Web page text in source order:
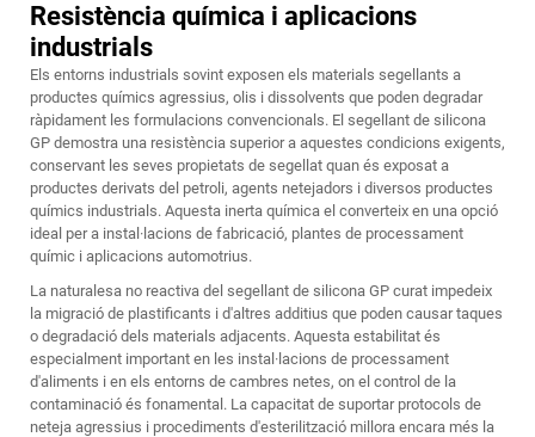
Resistència química i aplicacions
industrials
Els entorns industrials sovint exposen els materials segellants a
productes químics agressius, olis i dissolvents que poden degradar
ràpidament les formulacions convencionals. El segellant de silicona
GP demostra una resistència superior a aquestes condicions exigents,
conservant les seves propietats de segellat quan és exposat a
productes derivats del petroli, agents netejadors i diversos productes
químics industrials. Aquesta inerta química el converteix en una opció
ideal per a instal·lacions de fabricació, plantes de processament
químic i aplicacions automotrius.
La naturalesa no reactiva del segellant de silicona GP curat impedeix
la migració de plastificants i d'altres additius que poden causar taques
o degradació dels materials adjacents. Aquesta estabilitat és
especialment important en les instal·lacions de processament
d'aliments i en els entorns de cambres netes, on el control de la
contaminació és fonamental. La capacitat de suportar protocols de
neteja agressius i procediments d'esterilització millora encara més la